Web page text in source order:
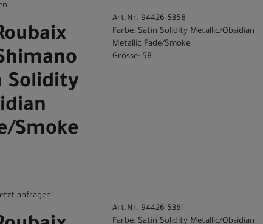
Solidity
Smoke
anfragen!
Art.Nr. 94426-5358
Farbe: Satin Solidity Metallic/Obsidian
Metallic Fade/Smoke
Grösse: 58
Art.Nr. 94426-5361
Farbe: Satin Solidity Metallic/Obsidian